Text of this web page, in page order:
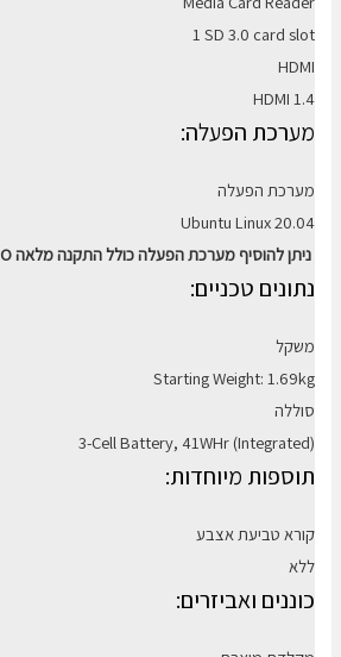
1 SD 3.0 card slot
HDMI
HDMI 1.4
מערכת הפעלה:
מערכת הפעלה
Ubuntu Linux 20.04
WINDOWS 10 / 11 PRO ניתן להוסיף מערכת הפעלה כולל התקנה מלאה
נתונים טכניים:
משקל
Starting Weight: 1.69kg
סוללה
3-Cell Battery, 41WHr (Integrated)
תוספות מיוחדות:
קורא טביעת אצבע
ללא
כוננים ואביזרים: